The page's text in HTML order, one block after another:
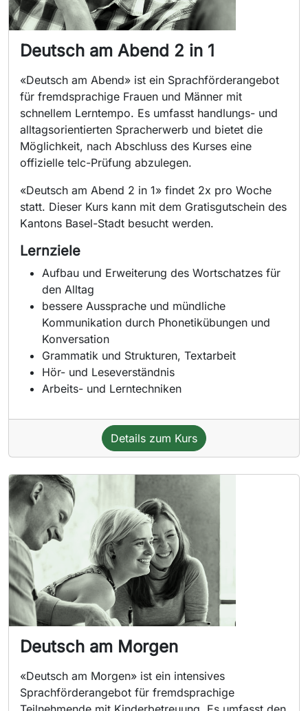
Deutsch am Abend 2 in 1
«Deutsch am Abend» ist ein Sprachförderangebot
für fremdsprachige Frauen und Männer mit
schnellem Lerntempo. Es umfasst handlungs- und
alltagsorientierten Spracherwerb und bietet die
Möglichkeit, nach Abschluss des Kurses eine
offizielle telc-Prüfung abzulegen.
«Deutsch am Abend 2 in 1» findet 2x pro Woche
statt. Dieser Kurs kann mit dem Gratisgutschein des
Kantons Basel-Stadt besucht werden.
Lernziele
Aufbau und Erweiterung des Wortschatzes für
den Alltag
bessere Aussprache und mündliche
Kommunikation durch Phonetikübungen und
Konversation
Grammatik und Strukturen, Textarbeit
Hör- und Leseverständnis
Arbeits- und Lerntechniken
Details zum Kurs
Deutsch am Morgen
«Deutsch am Morgen» ist ein intensives
Sprachförderangebot für fremdsprachige